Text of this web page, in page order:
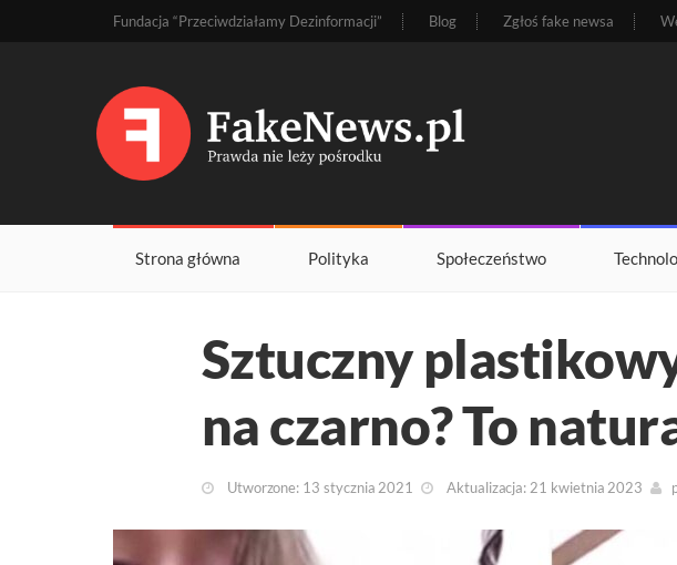
Fundacja “Przeciwdziałamy Dezinformacji” Blog Zgłoś fake newsa
Strona główna Polityka Społeczeństwo
Sztuczny
na czarno? To
Utworzone: 13 stycznia 2021 Aktualizacja: 21 kwietnia 2023